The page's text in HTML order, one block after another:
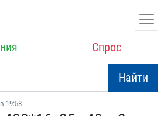
Спрос
Найти
19:58